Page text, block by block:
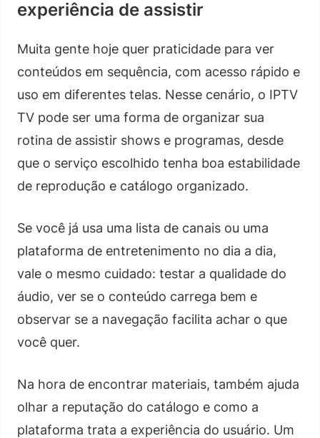
experiência de assistir
Muita gente hoje quer praticidade para ver
conteúdos em sequência, com acesso rápido e
uso em diferentes telas. Nesse cenário, o IPTV
TV pode ser uma forma de organizar sua
rotina de assistir shows e programas, desde
que o serviço escolhido tenha boa estabilidade
de reprodução e catálogo organizado.
Se você já usa uma lista de canais ou uma
plataforma de entretenimento no dia a dia,
vale o mesmo cuidado: testar a qualidade do
áudio, ver se o conteúdo carrega bem e
observar se a navegação facilita achar o que
você quer.
Na hora de encontrar materiais, também ajuda
olhar a reputação do catálogo e como a
plataforma trata a experiência do usuário. Um